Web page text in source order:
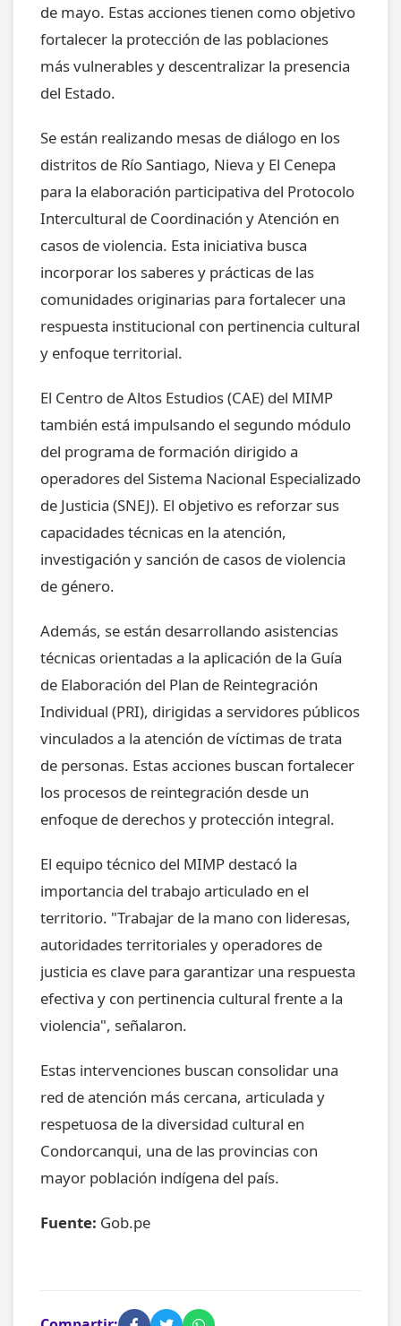
de mayo. Estas acciones tienen como objetivo
fortalecer la protección de las poblaciones
más vulnerables y descentralizar la presencia
del Estado.
Se están realizando mesas de diálogo en los
distritos de Río Santiago, Nieva y El Cenepa
para la elaboración participativa del Protocolo
Intercultural de Coordinación y Atención en
casos de violencia. Esta iniciativa busca
incorporar los saberes y prácticas de las
comunidades originarias para fortalecer una
respuesta institucional con pertinencia cultural
y enfoque territorial.
El Centro de Altos Estudios (CAE) del MIMP
también está impulsando el segundo módulo
del programa de formación dirigido a
operadores del Sistema Nacional Especializado
de Justicia (SNEJ). El objetivo es reforzar sus
capacidades técnicas en la atención,
investigación y sanción de casos de violencia
de género.
Además, se están desarrollando asistencias
técnicas orientadas a la aplicación de la Guía
de Elaboración del Plan de Reintegración
Individual (PRI), dirigidas a servidores públicos
vinculados a la atención de víctimas de trata
de personas. Estas acciones buscan fortalecer
los procesos de reintegración desde un
enfoque de derechos y protección integral.
El equipo técnico del MIMP destacó la
importancia del trabajo articulado en el
territorio. "Trabajar de la mano con lideresas,
autoridades territoriales y operadores de
justicia es clave para garantizar una respuesta
efectiva y con pertinencia cultural frente a la
violencia", señalaron.
Estas intervenciones buscan consolidar una
red de atención más cercana, articulada y
respetuosa de la diversidad cultural en
Condorcanqui, una de las provincias con
mayor población indígena del país.
Fuente: Gob.pe